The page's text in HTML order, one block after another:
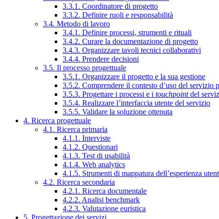
3.3.1. Coordinatore di progetto
3.3.2. Definire ruoli e responsabilità
3.4. Metodo di lavoro
3.4.1. Definire processi, strumenti e rituali
3.4.2. Curare la documentazione di progetto
3.4.3. Organizzare tavoli tecnici collaborativi
3.4.4. Prendere decisioni
3.5. Il processo progettuale
3.5.1. Organizzare il progetto e la sua gestione
3.5.2. Comprendere il contesto d’uso del servizio
3.5.3. Progettare i processi e i touchpointdel
3.5.4. Realizzare l’interfaccia utente del servizio
3.5.5. Validare la soluzione ottenuta
4. Ricerca progettuale
4.1. Ricerca primaria
4.1.1. Interviste
4.1.2. Questionari
4.1.3. Test di usabilità
4.1.4. Web analytics
4.1.5. Strumenti di mappatura dell’esperienza
4.2. Ricerca secondaria
4.2.1. Ricerca documentale
4.2.2. Analisi benchmark
4.2.3. Valutazione euristica
5. Progettazione dei servizi